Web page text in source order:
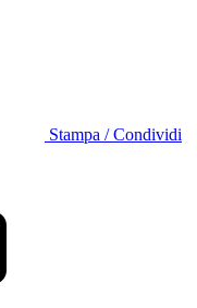
Stampa / Condividi